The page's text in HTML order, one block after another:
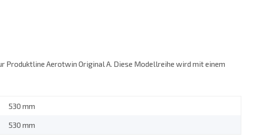
Produktline Aerotwin Original A. Diese Modellreihe wird mit einem
530 mm
530 mm